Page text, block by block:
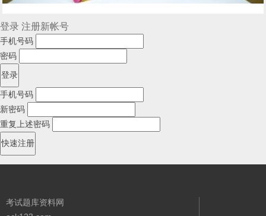
登录 注册新帐号
手机号码
密码
手机号码
新密码
重复上述密码
考试题库资料网